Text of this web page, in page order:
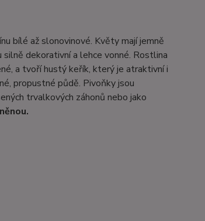
bílé až slonovinové. Květy mají jemně
dekorativní a lehce vonné. Rostlina
a tvoří hustý keřík, který je atraktivní i
propustné půdě. Pivoňky jsou
trvalkových záhonů nebo jako